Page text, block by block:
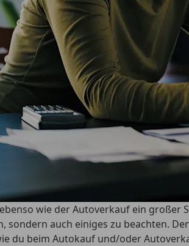
wie der Autoverkauf ein großer
sondern auch einiges zu beachten.
du beim Autokauf und/oder